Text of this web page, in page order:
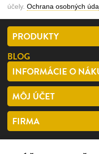
účely. Ochrana osobných
PRODUKTY
BLOG
INFORMÁCIE O
MÔJ ÚČET
FIRMA